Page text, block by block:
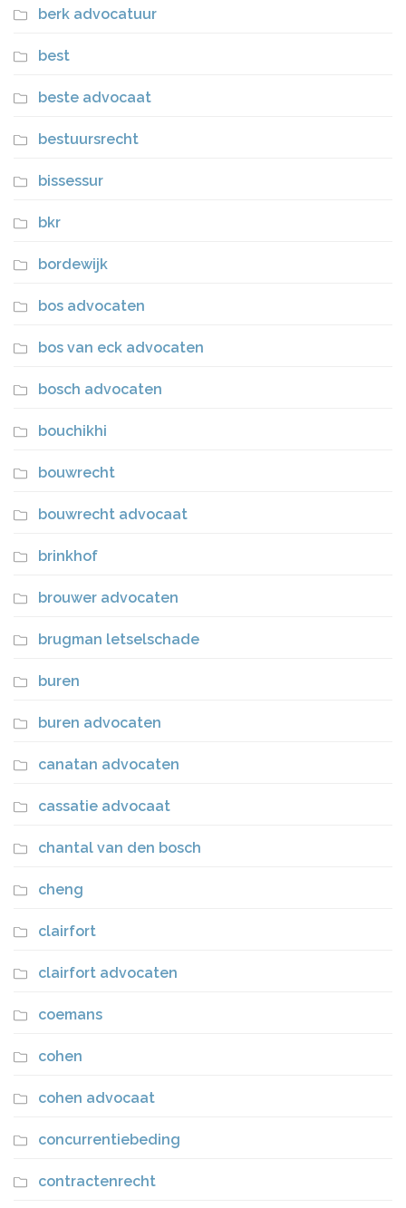
berk advocatuur
best
beste advocaat
bestuursrecht
bissessur
bkr
bordewijk
bos advocaten
bos van eck advocaten
bosch advocaten
bouchikhi
bouwrecht
bouwrecht advocaat
brinkhof
brouwer advocaten
brugman letselschade
buren
buren advocaten
canatan advocaten
cassatie advocaat
chantal van den bosch
cheng
clairfort
clairfort advocaten
coemans
cohen
cohen advocaat
concurrentiebeding
contractenrecht